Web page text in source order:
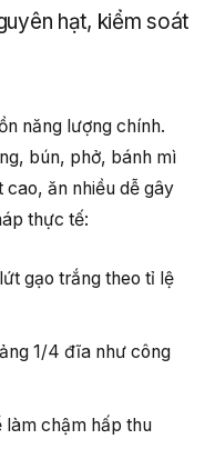
hạt, kiểm soát
năng lượng chính.
bún, phở, bánh mì
ăn nhiều dễ gây
thực tế:
gạo trắng theo tỉ lệ
1/4 đĩa như công
chậm hấp thu